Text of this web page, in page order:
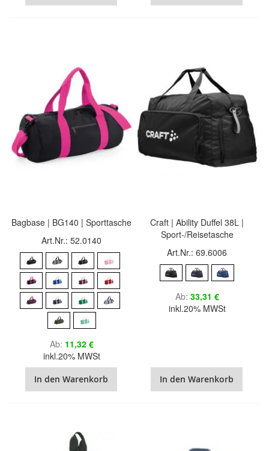
Bagbase | BG140 | Sporttasche
Art.Nr.: 52.0140
Ab 11,32 €
inkl.20% MWSt
In den Warenkorb
Craft | Ability Duffel 38L |
Sport-/Reisetasche
Art.Nr.: 69.6006
Ab 33,31 €
inkl.20% MWSt
In den Warenkorb